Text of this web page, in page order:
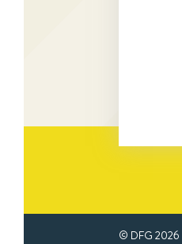
© DFG 2026